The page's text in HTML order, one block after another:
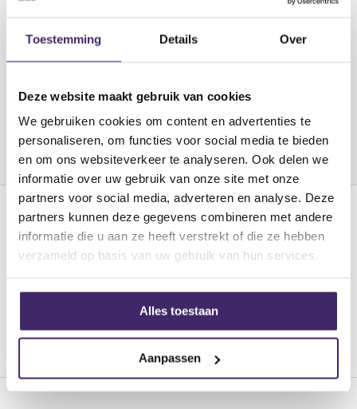
Toestemming Details Over
Deze website maakt gebruik van cookies
We gebruiken cookies om content en advertenties te
personaliseren, om functies voor social media te bieden
en om ons websiteverkeer te analyseren. Ook delen we
informatie over uw gebruik van onze site met onze
partners voor social media, adverteren en analyse. Deze
partners kunnen deze gegevens combineren met andere
informatie die u aan ze heeft verstrekt of die ze hebben
verzameld op basis van uw gebruik van hun services.
Alles toestaan
Aanpassen
Bel ons
Wij zijn dagelijks telefonisch
bereikbaar van 10.00 - 17.30uur.